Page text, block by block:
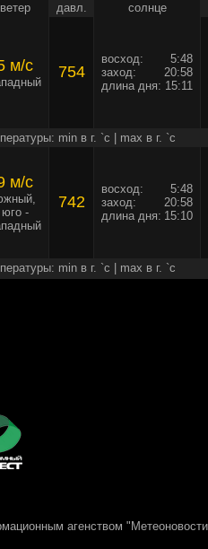
ветер давл. солнце
м/c 754
восход:
5:48
заход:
20:58
длина дня: 15:11
min в г. `c | max в г. `c
м/c
юго -
742
восход:
5:48
заход:
20:58
длина дня: 15:10
min в г. `c | max в г. `c
агенством